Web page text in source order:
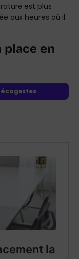
est plus
aux heures où il
place en